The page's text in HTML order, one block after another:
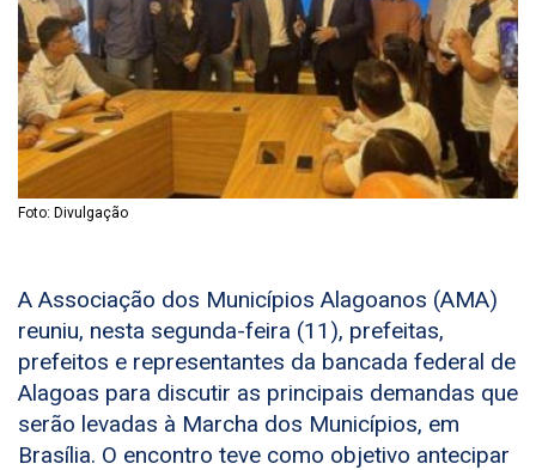
Foto: Divulgação
A Associação dos Municípios Alagoanos (AMA)
reuniu, nesta segunda-feira (11), prefeitas,
prefeitos e representantes da bancada federal de
Alagoas para discutir as principais demandas que
serão levadas à Marcha dos Municípios, em
Brasília. O encontro teve como objetivo antecipar